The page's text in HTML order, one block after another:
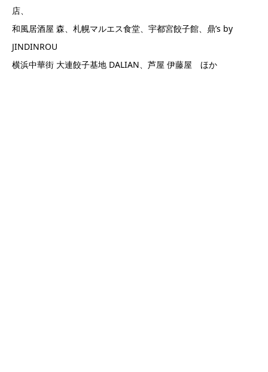
店、
和風居酒屋 森、札幌マルエス食堂、宇都宮餃子館、鼎’s by
JINDINROU
横浜中華街 大連餃子基地 DALIAN、芦屋 伊藤屋 ほか